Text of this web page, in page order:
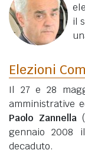
il
Elezioni
Il 27 e 28
amministrative
Paolo Zannella
gennaio 2008
decaduto.